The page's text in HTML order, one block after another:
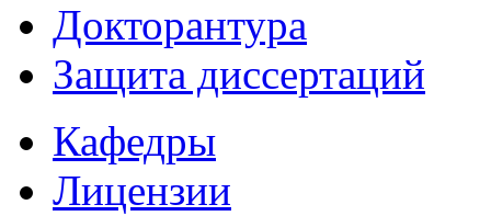
Докторантура
Защита диссертаций
Кафедры
Лицензии